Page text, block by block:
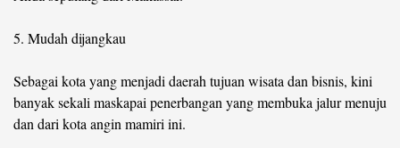
5. Mudah dijangkau
Sebagai kota yang menjadi daerah tujuan wisata dan bisnis, kini
banyak sekali maskapai penerbangan yang membuka jalur menuju
dan dari kota angin mamiri ini.